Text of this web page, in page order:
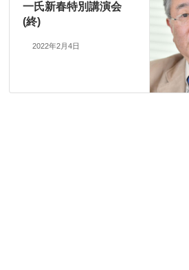
一氏新春特別講演会
(終)
2022年2月4日